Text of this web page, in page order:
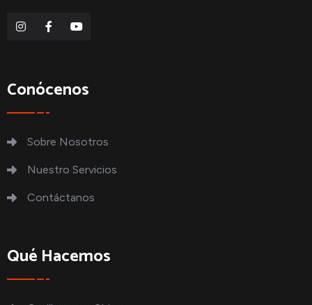
Conócenos
Sobre Nosotros
Nuestro Servicios
Contáctanos
Qué Hacemos